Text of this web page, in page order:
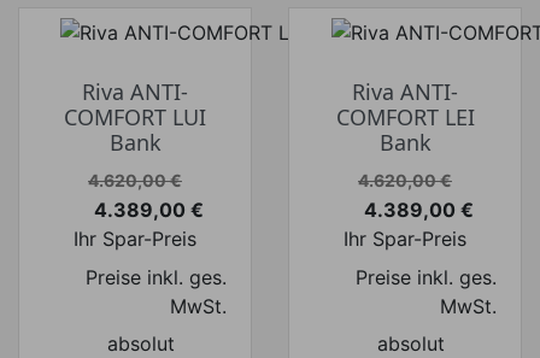
Riva ANTI-
COMFORT LUI
Bank
Verkaufspreis
4.620,00 €
Preis
4.389,00 €
Ihr Spar-Preis
Preise inkl. ges.
MwSt.
absolut
Riva ANTI-
COMFORT LEI
Bank
Verkaufspreis
4.620,00 €
Preis
4.389,00 €
Ihr Spar-Preis
Preise inkl. ges.
MwSt.
absolut